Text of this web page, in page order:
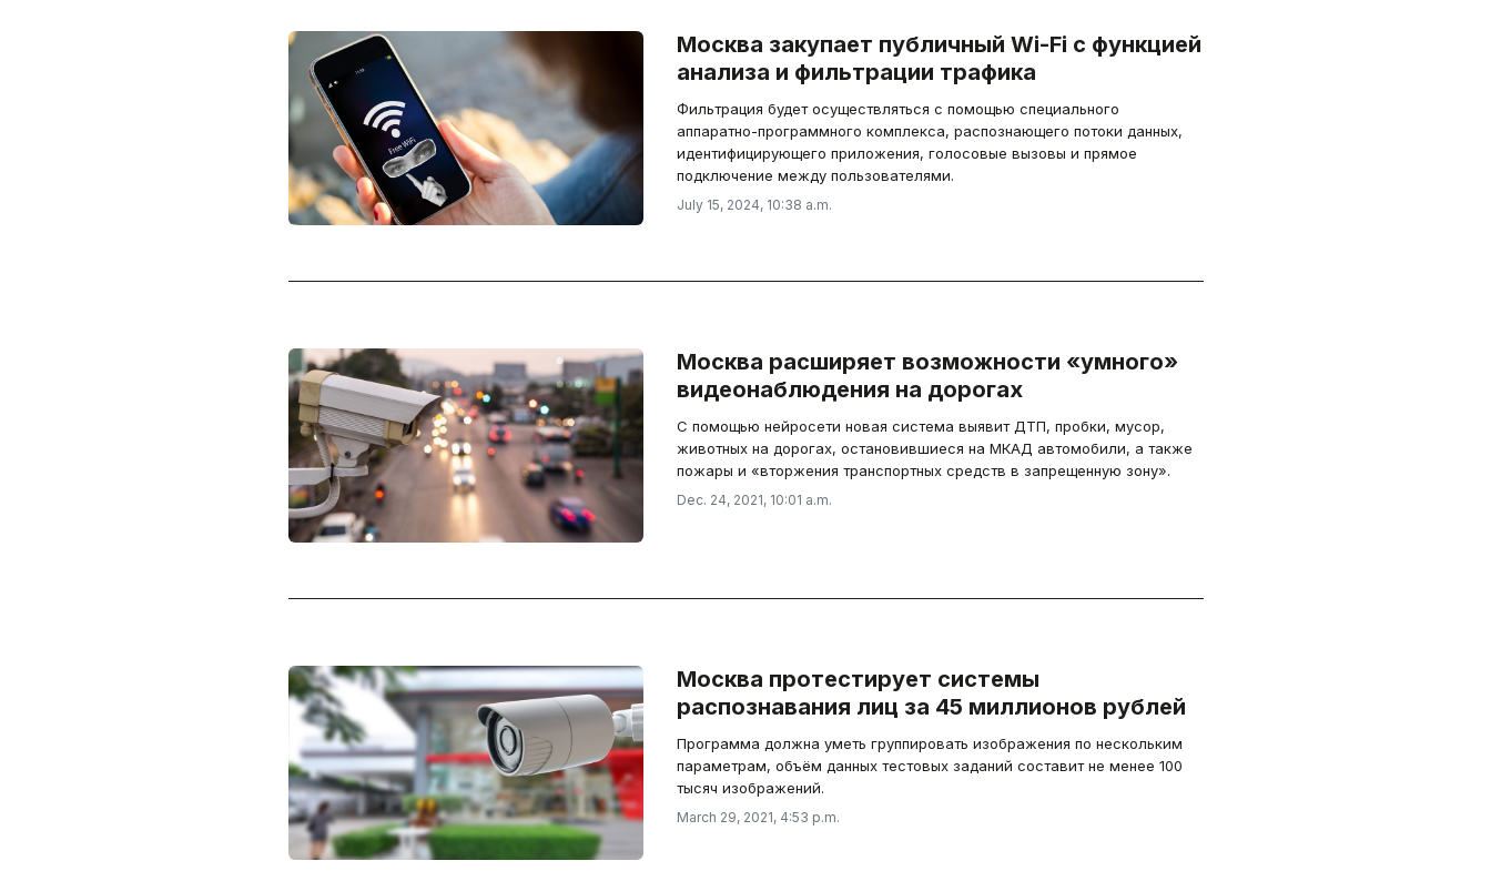
Москва закупает публичный Wi-Fi с функцией
анализа и фильтрации трафика
Фильтрация будет осуществляться с помощью специального
аппаратно-программного комплекса, распознающего потоки данных,
идентифицирующего приложения, голосовые вызовы и прямое
подключение между пользователями.
July 15, 2024, 10:38 a.m.
Москва расширяет возможности «умного»
видеонаблюдения на дорогах
С помощью нейросети новая система выявит ДТП, пробки, мусор,
животных на дорогах, остановившиеся на МКАД автомобили, а также
пожары и «вторжения транспортных средств в запрещенную зону».
Dec. 24, 2021, 10:01 a.m.
Москва протестирует системы
распознавания лиц за 45 миллионов рублей
Программа должна уметь группировать изображения по нескольким
параметрам, объём данных тестовых заданий составит не менее 100
тысяч изображений.
March 29, 2021, 4:53 p.m.